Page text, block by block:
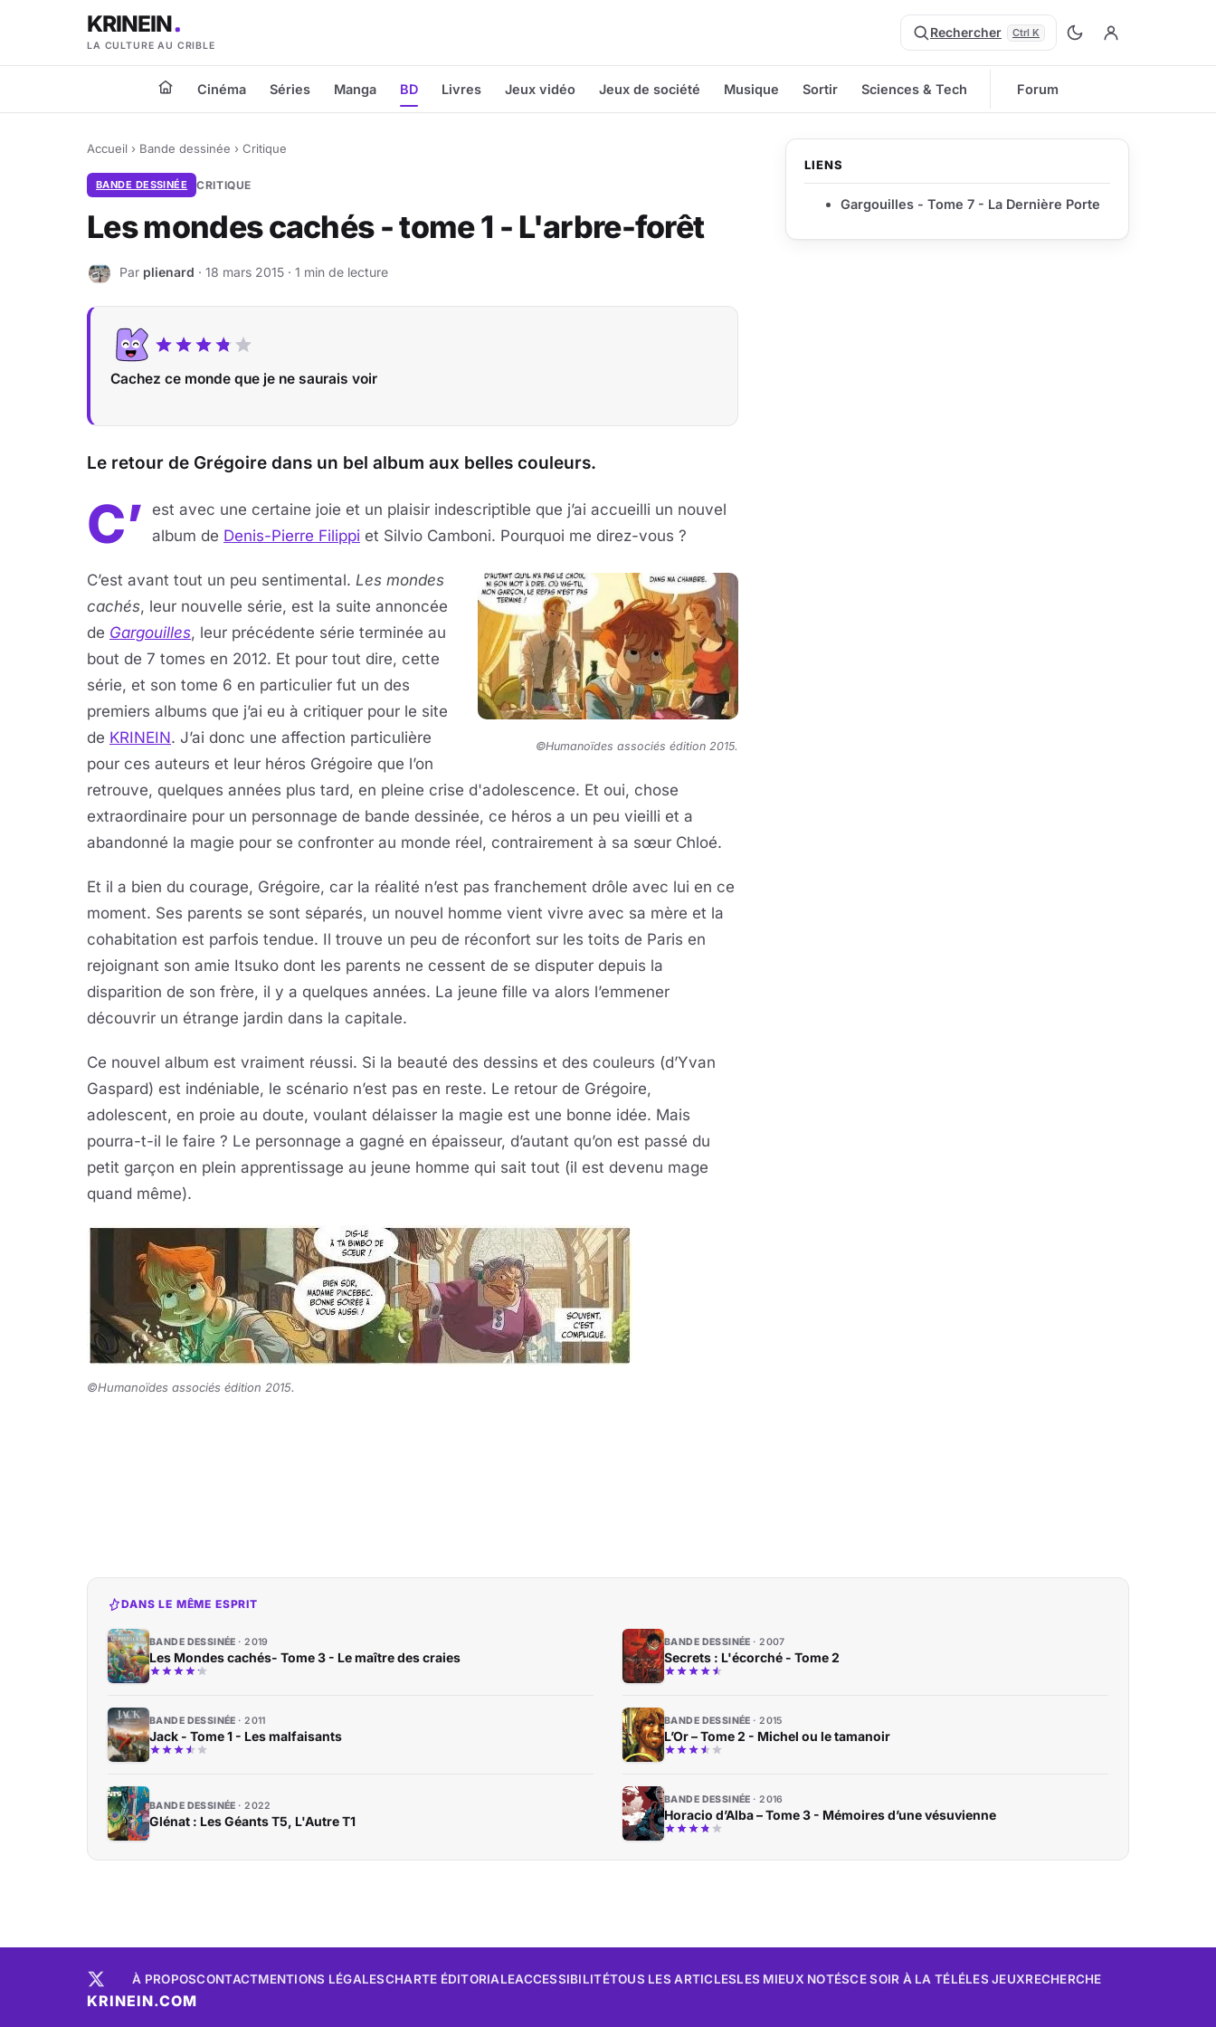
KRINEIN
LA CULTURE AU CRIBLE
Rechercher Ctrl K
Cinéma Séries Manga BD Livres Jeux vidéo Jeux de société Musique Sortir Sciences & Tech Forum
Accueil › Bande dessinée › Critique
BANDE DESSINÉE CRITIQUE
Les mondes cachés - tome 1 - L'arbre-forêt
P Par plienard · 18 mars 2015 · 1 min de lecture
Cachez ce monde que je ne saurais voir
Le retour de Grégoire dans un bel album aux belles couleurs.
C’
est avec une certaine joie et un plaisir indescriptible que j’ai accueilli un nouvel
album de Denis-Pierre Filippi et Silvio Camboni. Pourquoi me direz-vous ?
©Humanoïdes associés édition 2015.
C’est avant tout un peu sentimental. Les mondes
cachés, leur nouvelle série, est la suite annoncée
de Gargouilles, leur précédente série terminée au
bout de 7 tomes en 2012. Et pour tout dire, cette
série, et son tome 6 en particulier fut un des
premiers albums que j’ai eu à critiquer pour le site
de KRINEIN. J’ai donc une affection particulière
pour ces auteurs et leur héros Grégoire que l’on
retrouve, quelques années plus tard, en pleine crise d'adolescence. Et oui, chose
extraordinaire pour un personnage de bande dessinée, ce héros a un peu vieilli et a
abandonné la magie pour se confronter au monde réel, contrairement à sa sœur Chloé.
Et il a bien du courage, Grégoire, car la réalité n’est pas franchement drôle avec lui en ce
moment. Ses parents se sont séparés, un nouvel homme vient vivre avec sa mère et la
cohabitation est parfois tendue. Il trouve un peu de réconfort sur les toits de Paris en
rejoignant son amie Itsuko dont les parents ne cessent de se disputer depuis la
disparition de son frère, il y a quelques années. La jeune fille va alors l’emmener
découvrir un étrange jardin dans la capitale.
Ce nouvel album est vraiment réussi. Si la beauté des dessins et des couleurs (d’Yvan
Gaspard) est indéniable, le scénario n’est pas en reste. Le retour de Grégoire,
adolescent, en proie au doute, voulant délaisser la magie est une bonne idée. Mais
pourra-t-il le faire ? Le personnage a gagné en épaisseur, d’autant qu’on est passé du
petit garçon en plein apprentissage au jeune homme qui sait tout (il est devenu mage
quand même).
©Humanoïdes associés édition 2015.
LIENS
Gargouilles - Tome 7 - La Dernière Porte
DANS LE MÊME ESPRIT
BANDE DESSINÉE 2019
Les Mondes cachés- Tome 3 - Le maître des craies
BANDE DESSINÉE 2007
Secrets : L'écorché - Tome 2
BANDE DESSINÉE 2011
Jack - Tome 1 - Les malfaisants
BANDE DESSINÉE 2015
L’Or – Tome 2 - Michel ou le tamanoir
BANDE DESSINÉE 2022
Glénat : Les Géants T5, L'Autre T1
BANDE DESSINÉE 2016
Horacio d’Alba – Tome 3 - Mémoires d’une vésuvienne
À PROPOSCONTACTMENTIONS LÉGALESCHARTE ÉDITORIALEACCESSIBILITÉTOUS LES ARTICLESLES MIEUX NOTÉSCE SOIR À LA TÉLÉLES JEUXRECHERCHE
KRINEIN.COM